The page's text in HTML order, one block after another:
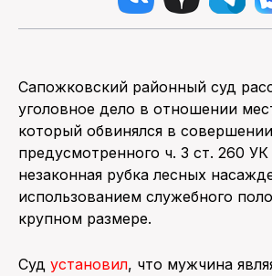
Сапожковский районный суд
уголовное дело в отношении
который обвинялся в
предусмотренного ч. 3 ст. 260
незаконная рубка лесных
использованием служебного
крупном размере.
Суд установил, что мужчина